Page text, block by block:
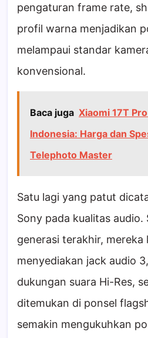
pengaturan frame rate,
profil warna menjadikan
melampaui standar
konvensional.
Baca juga Xiaomi 17T
Indonesia: Harga dan
Telephoto Master
Satu lagi yang patut
Sony pada kualitas audio.
generasi terakhir, mereka
menyediakan jack audio
dukungan suara Hi-Res,
ditemukan di ponsel
semakin mengukuhkan